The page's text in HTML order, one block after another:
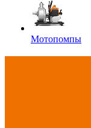
Мотопомпы